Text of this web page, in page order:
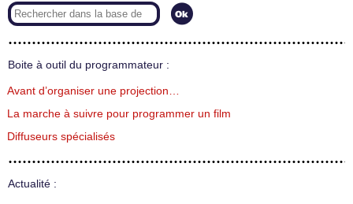
Boite à outil du programmateur :
Avant d’organiser une projection…
La marche à suivre pour programmer un film
Diffuseurs spécialisés
Actualité :